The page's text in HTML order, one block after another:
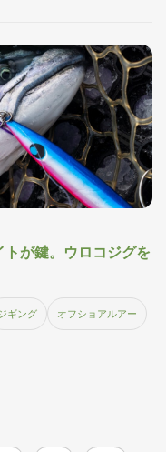
が鍵。ウロコジグを
ギング オフショアルアー